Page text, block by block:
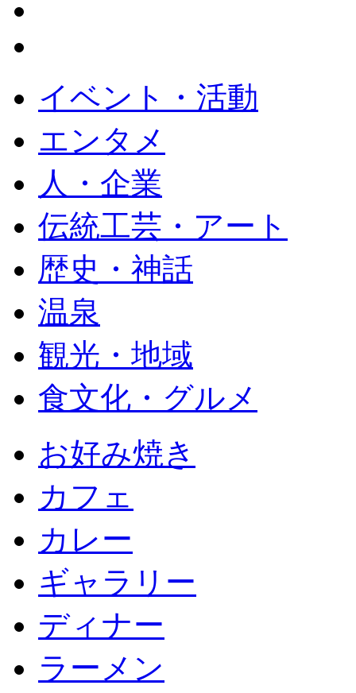
イベント・活動
エンタメ
人・企業
伝統工芸・アート
歴史・神話
温泉
観光・地域
食文化・グルメ
お好み焼き
カフェ
カレー
ギャラリー
ディナー
ラーメン